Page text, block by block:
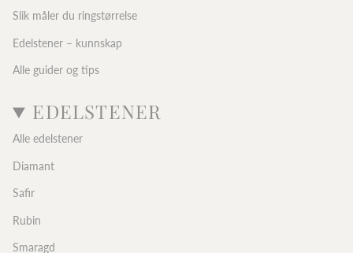
Slik måler du ringstørrelse
Edelstener – kunnskap
Alle guider og tips
EDELSTENER
Alle edelstener
Diamant
Safir
Rubin
Smaragd